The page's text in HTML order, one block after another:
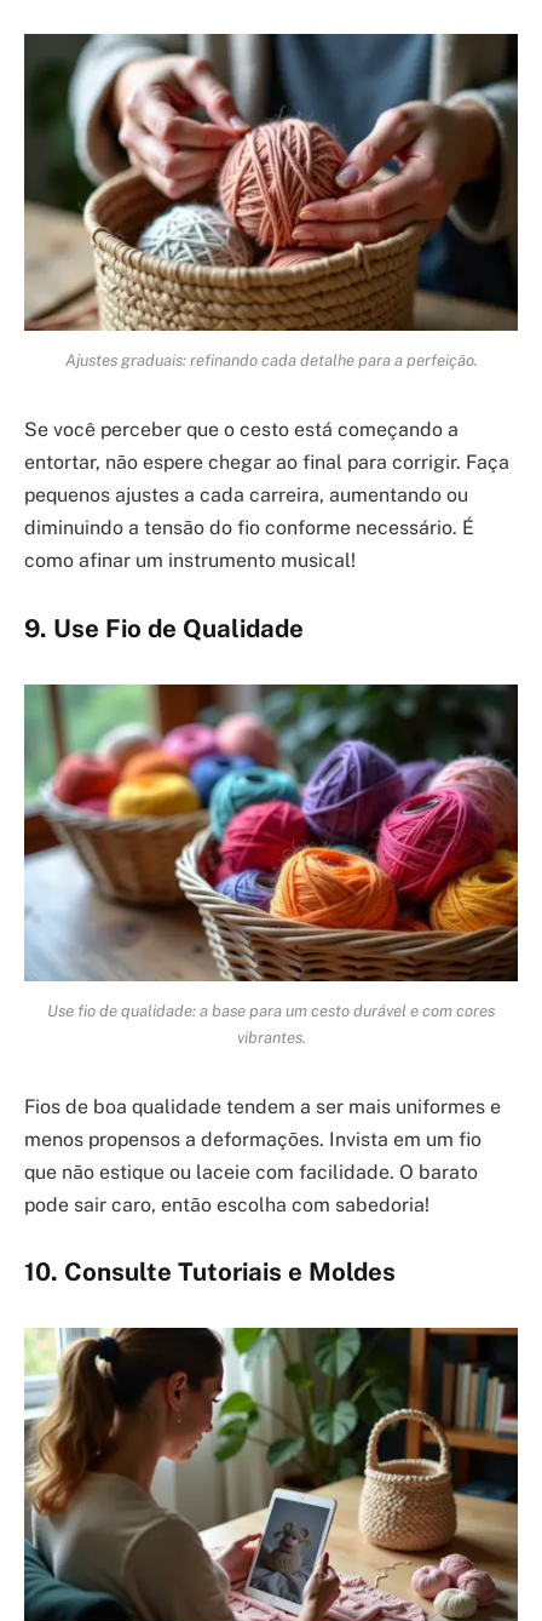
Ajustes graduais: refinando cada detalhe para a perfeição.
Se você perceber que o cesto está começando a
entortar, não espere chegar ao final para corrigir. Faça
pequenos ajustes a cada carreira, aumentando ou
diminuindo a tensão do fio conforme necessário. É
como afinar um instrumento musical!
9. Use Fio de Qualidade
Use fio de qualidade: a base para um cesto durável e com cores
vibrantes.
Fios de boa qualidade tendem a ser mais uniformes e
menos propensos a deformações. Invista em um fio
que não estique ou laceie com facilidade. O barato
pode sair caro, então escolha com sabedoria!
10. Consulte Tutoriais e Moldes